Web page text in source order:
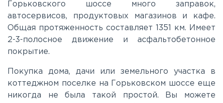
Можайское
Новорижское
Новорязанское
Горьковского шоссе много заправок,
автосервисов, продуктовых магазинов и кафе.
Общая протяженность составляет 1351 км. Имеет
2-3-полосное движение и асфальтобетонное
покрытие.
Покупка дома, дачи или земельного участка в
коттеджном поселке на Горьковском шоссе еще
никогда не была такой простой. Вы можете